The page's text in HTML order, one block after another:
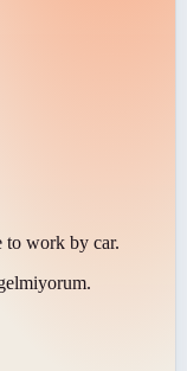
to work by car.